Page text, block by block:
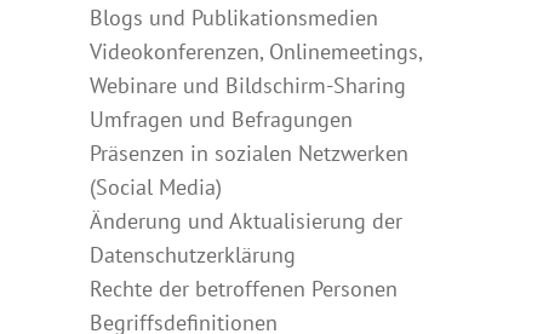
Blogs und Publikationsmedien
Videokonferenzen, Onlinemeetings,
Webinare und Bildschirm-Sharing
Umfragen und Befragungen
Präsenzen in sozialen Netzwerken
(Social Media)
Änderung und Aktualisierung der
Datenschutzerklärung
Rechte der betroffenen Personen
Begriffsdefinitionen